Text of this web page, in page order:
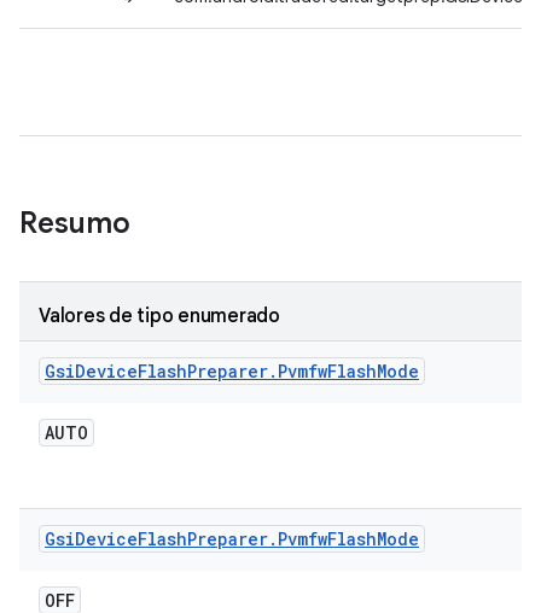
Resumo
Valores de tipo enumerado
GsiDeviceFlashPreparer. PvmfwFlashMode
AUTO
GsiDeviceFlashPreparer. PvmfwFlashMode
OFF